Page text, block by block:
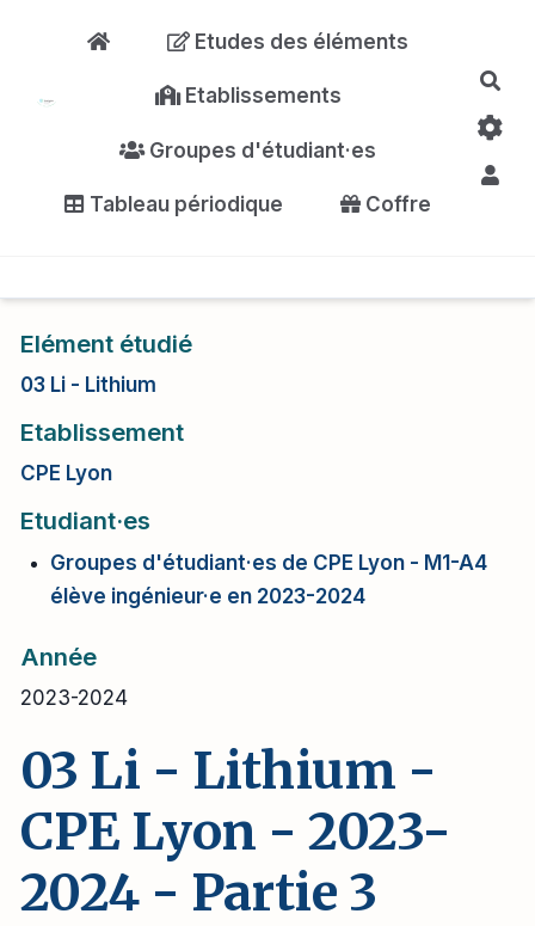
Aller au contenu principal
Etudes des éléments
Etablissements
Groupes d'étudiant·es
Tableau périodique Coffre
Elément étudié
03 Li - Lithium
Etablissement
CPE Lyon
Etudiant·es
Groupes d'étudiant·es de CPE Lyon - M1-A4
élève ingénieur·e en 2023-2024
Année
2023-2024
03 Li - Lithium -
CPE Lyon - 2023-
2024 - Partie 3